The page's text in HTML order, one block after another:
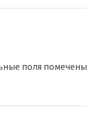
поля помечены